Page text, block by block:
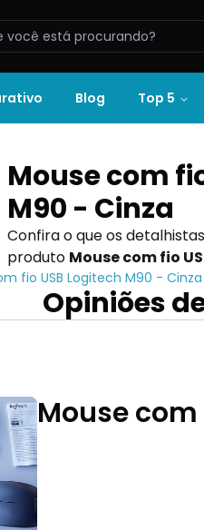
Blog Top 5
Mouse com
M90 - Cinza
Confira o que os
produto Mouse com fio
fio USB Logitech M90 - Cinza
Opiniões
Mouse com